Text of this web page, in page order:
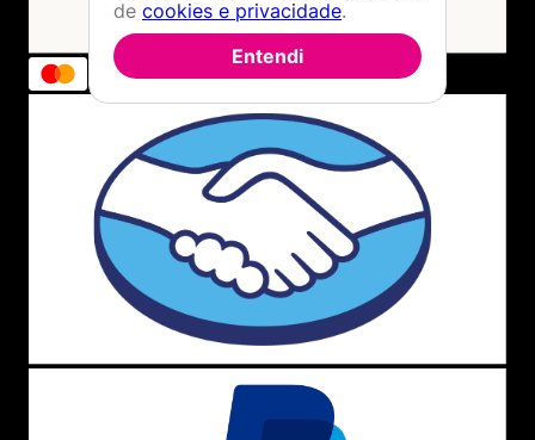
de cookies e privacidade.
Entendi